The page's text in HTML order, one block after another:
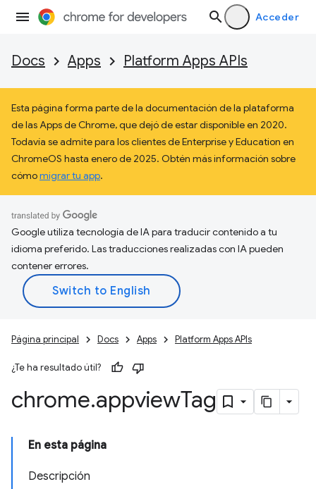
Acceder
Docs Apps Platform Apps APIs
Esta página forma parte de la documentación de la plataforma
de las Apps de Chrome, que dejó de estar disponible en 2020.
Todavía se admite para los clientes de Enterprise y Education en
ChromeOS hasta enero de 2025. Obtén más información sobre
cómomigrar tu app.
Google utiliza tecnología de IA para traducir contenido a tu
idioma preferido. Las traducciones realizadas con IA pueden
contener errores.
Página principal Docs Apps Platform Apps APIs
¿Te ha resultado útil?
chrome.appviewTag
En esta página
Descripción